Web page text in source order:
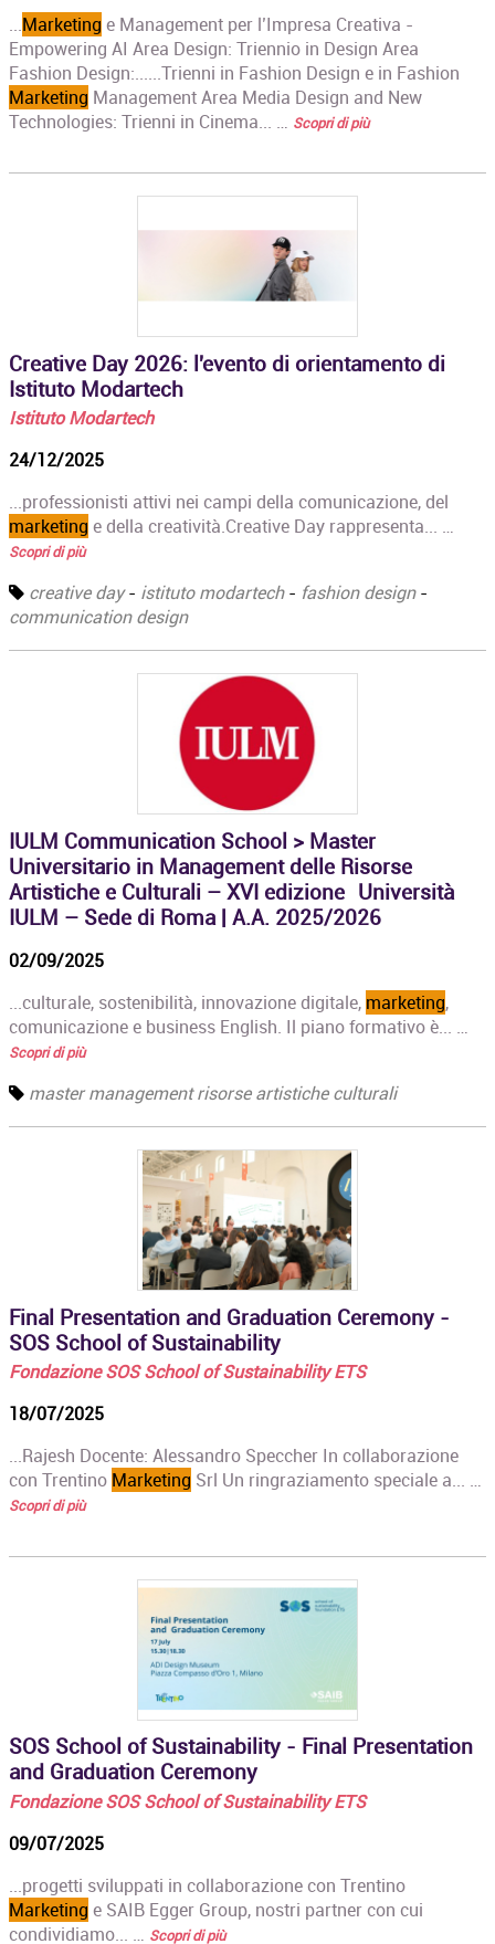
...Marketing e Management per l’Impresa Creativa -
Empowering AI Area Design: Triennio in Design Area
Fashion Design:......Trienni in Fashion Design e in Fashion
Marketing Management Area Media Design and New
Technologies: Trienni in Cinema... … Scopri di più
Creative Day 2026: l'evento di orientamento di
Istituto Modartech
Istituto Modartech
24/12/2025
...professionisti attivi nei campi della comunicazione, del
marketing e della creatività.Creative Day rappresenta... …
Scopri di più
creative day- istituto modartech- fashion design-
communication design
IULM Communication School > Master
Universitario in Management delle Risorse
Artistiche e Culturali – XVI edizione Università
IULM – Sede di Roma | A.A. 2025/2026
02/09/2025
...culturale, sostenibilità, innovazione digitale, marketing,
comunicazione e business English. Il piano formativo è... …
Scopri di più
master management risorse artistiche culturali
Final Presentation and Graduation Ceremony -
SOS School of Sustainability
Fondazione SOS School of Sustainability ETS
18/07/2025
...Rajesh Docente: Alessandro Speccher In collaborazione
con Trentino Marketing Srl Un ringraziamento speciale a... …
Scopri di più
SOS School of Sustainability - Final Presentation
and Graduation Ceremony
Fondazione SOS School of Sustainability ETS
09/07/2025
...progetti sviluppati in collaborazione con Trentino
Marketing e SAIB Egger Group, nostri partner con cui
condividiamo... … Scopri di più